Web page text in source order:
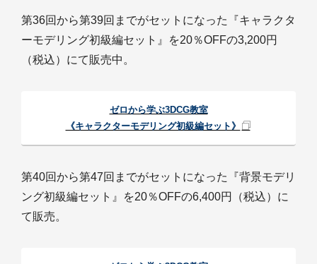
第36回から第39回までがセットになった『キャラクタ
ーモデリング初級編セット』を20％OFFの3,200円
（税込）にて販売中。
ゼロから学ぶ3DCG教室
《キャラクターモデリング初級編セット》
第40回から第47回までがセットになった『背景モデリ
ング初級編セット』を20％OFFの6,400円（税込）に
て販売。